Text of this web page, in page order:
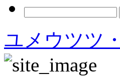
ユメウツツ